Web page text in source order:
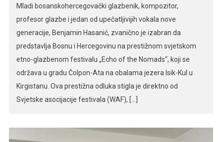
Mladi bosanskohercegovački glazbenik, kompozitor,
profesor glazbe i jedan od upečatljivijih vokala nove
generacije, Benjamin Hasanić, zvanično je izabran da
predstavlja Bosnu i Hercegovinu na prestižnom svjetskom
etno-glazbenom festivalu „Echo of the Nomads“, koji se
održava u gradu Čolpon-Ata na obalama jezera Isik-Kul u
Kirgistanu. Ova prestižna odluka stigla je direktno od
Svjetske asocijacije festivala (WAF), […]